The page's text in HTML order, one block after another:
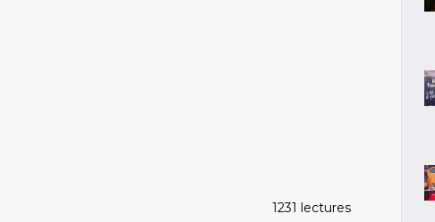
1231 lectures